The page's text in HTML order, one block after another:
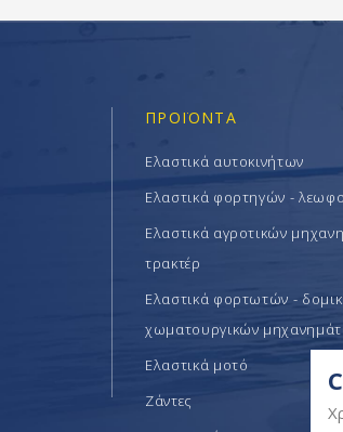
ΠΡΟΪΟΝΤΑ
Ελαστικά αυτοκινήτων
Ελαστικά φορτηγών -
Ελαστικά αγροτικών
τρακτέρ
Ελαστικά φορτωτών -
χωματουργικών
Ελαστικά μοτό
Ζάντες